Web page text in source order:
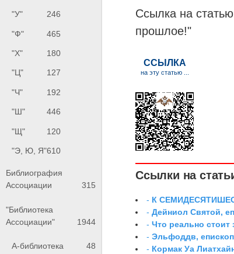
"У" 246
"Ф" 465
"Х" 180
"Ц" 127
"Ч" 192
"Ш" 446
"Щ" 120
"Э, Ю, Я"610
Библиография
Ассоциации
315
"Библиотека
Ассоциации"
1944
А-библиотека 48
Ссылка на
прошлое!"
Ссылки на
- К
-Дейниол Святой,
-Что реально
-Эльфоддв, епископ
- Кормак Уа